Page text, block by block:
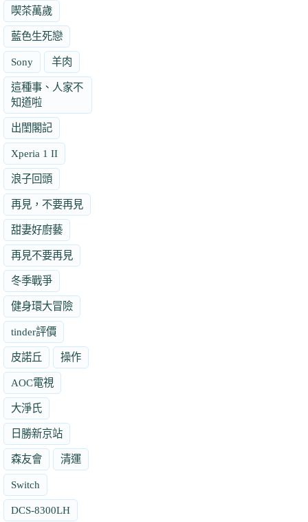
喫茶萬歲
藍色生死戀
Sony 羊肉
這種事、人家不
知道啦
出閨閣記
Xperia 1 II
浪子回頭
再見，不要再見
甜妻好廚藝
再見不要再見
冬季戰爭
健身環大冒險
tinder評價
皮諾丘 操作
AOC電視
大淨氏
日勝新京站
森友會 清運
Switch
DCS-8300LH